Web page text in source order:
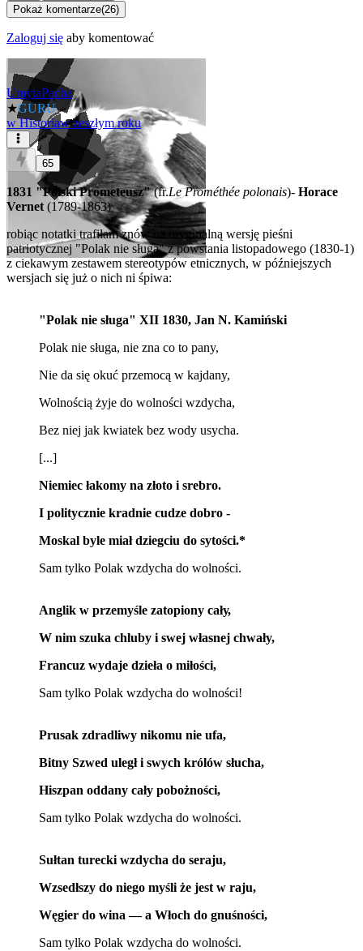
Pokaż komentarze(26)
Zaloguj się aby komentować
UmytaPacha
★GURU
w Historiaw zeszłym roku
65
1831 "Polski Prometeusz"(fr.Le Prométhée polonais)- Horace
Vernet(1789-1863)
robiąc notatki trafiłam znów na oryginalną wersję pieśni
patriotycznej "Polak nie sługa" z powstania listopadowego (1830-1)
z ciekawym zestawem stereotypów etnicznych, w późniejszych
wersjach się już o nich ni śpiwa:
"Polak nie sługa" XII 1830, Jan N. Kamiński
Polak nie sługa, nie zna со to pany,
Nie da się okuć przemocą w kajdany,
Wolnością żyje do wolności wzdycha,
Bez niej jak kwiatek bez wody usycha.
[...]
Niemiec łakomy na złoto i srebro.
I politycznie kradnie cudze dobro -
Moskal byle miał dziegciu do sytości.*
Sam tylko Polak wzdycha do wolności.
Anglik w przemyśle zatopiony сałу,
W nim szuka chluby i swej własnej chwały,
Francuz wydaje dzieła о miłości,
Sam tylko Polak wzdycha do wolności!
Prusak zdradliwy nikomu nie ufa,
Bitny Szwed uległ i swych królów słucha,
Hiszpan oddany cały pobożności,
Sam tylko Polak wzdycha do wolności.
Sułtan turecki wzdycha do seraju,
Wzsedłszy do niego myśli że jest w raju,
Węgier do wina — a Włoch do gnuśności,
Sam tylko Polak wzdycha do wolności.